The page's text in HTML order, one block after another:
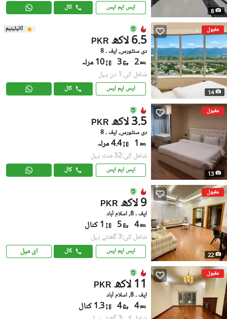
8 ایس ایم ایس کال
مقبول
14
ٹائیٹینیم
PKR 6.5 لاکھ
دی سنٹورس, ایف ۔ 8
2
3 10 مرلہ
شامل کی:1 دن پہل
ایس ایم ایس کال
مقبول
13
PKR 3.5 لاکھ
دی سنٹورس, ایف ۔ 8
1 4.4 مرلہ
شامل کی:32 منٹ پہل
ایس ایم ایس کال
مقبول
22
PKR 9 لاکھ
ایف ۔ 8, اسلام آباد
4
5 1 کنال
شامل کی:3 گھنٹے پہل
ایس ایم ایس کال ای میل
مقبول
PKR 11 لاکھ
ایف ۔ 8, اسلام آباد
4
4 1.3 کنال